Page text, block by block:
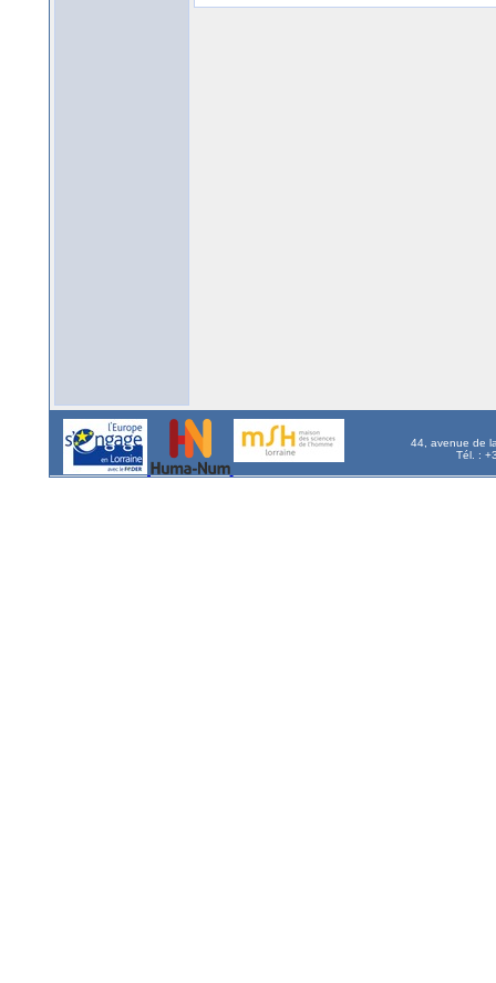
44, avenue de
Tél. :